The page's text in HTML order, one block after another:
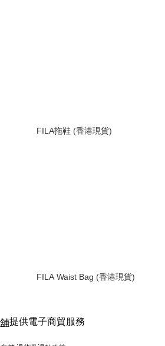
FILA拖鞋 (香港現貨)
FILA Waist Bag (香港現貨)
提供電子商貿服務